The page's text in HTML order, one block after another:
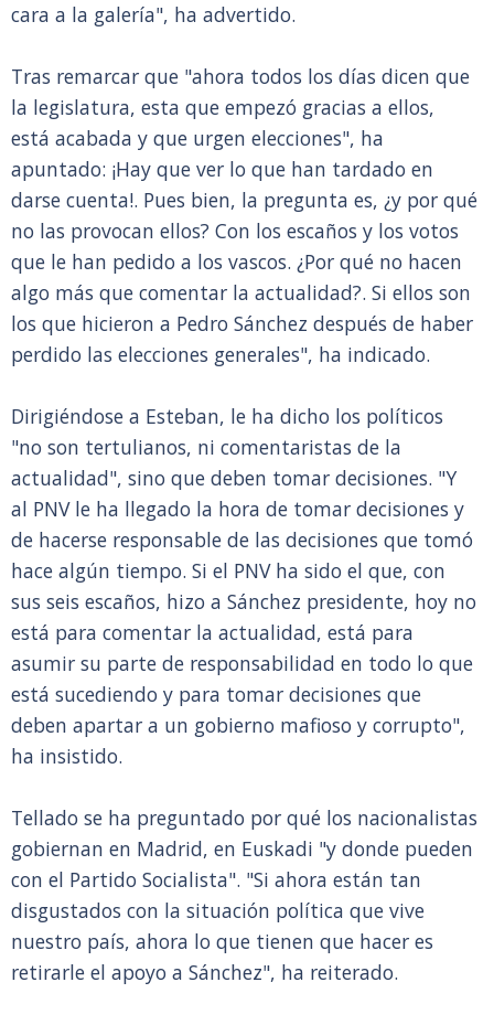
cara a la galería", ha advertido.
Tras remarcar que "ahora todos los días dicen que
la legislatura, esta que empezó gracias a ellos,
está acabada y que urgen elecciones", ha
apuntado: ¡Hay que ver lo que han tardado en
darse cuenta!. Pues bien, la pregunta es, ¿y por qué
no las provocan ellos? Con los escaños y los votos
que le han pedido a los vascos. ¿Por qué no hacen
algo más que comentar la actualidad?. Si ellos son
los que hicieron a Pedro Sánchez después de haber
perdido las elecciones generales", ha indicado.
Dirigiéndose a Esteban, le ha dicho los políticos
"no son tertulianos, ni comentaristas de la
actualidad", sino que deben tomar decisiones. "Y
al PNV le ha llegado la hora de tomar decisiones y
de hacerse responsable de las decisiones que tomó
hace algún tiempo. Si el PNV ha sido el que, con
sus seis escaños, hizo a Sánchez presidente, hoy no
está para comentar la actualidad, está para
asumir su parte de responsabilidad en todo lo que
está sucediendo y para tomar decisiones que
deben apartar a un gobierno mafioso y corrupto",
ha insistido.
Tellado se ha preguntado por qué los nacionalistas
gobiernan en Madrid, en Euskadi "y donde pueden
con el Partido Socialista". "Si ahora están tan
disgustados con la situación política que vive
nuestro país, ahora lo que tienen que hacer es
retirarle el apoyo a Sánchez", ha reiterado.